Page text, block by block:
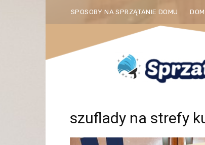
SPOSOBY NA SPRZĄTANIE DOMU
szuflady na strefy